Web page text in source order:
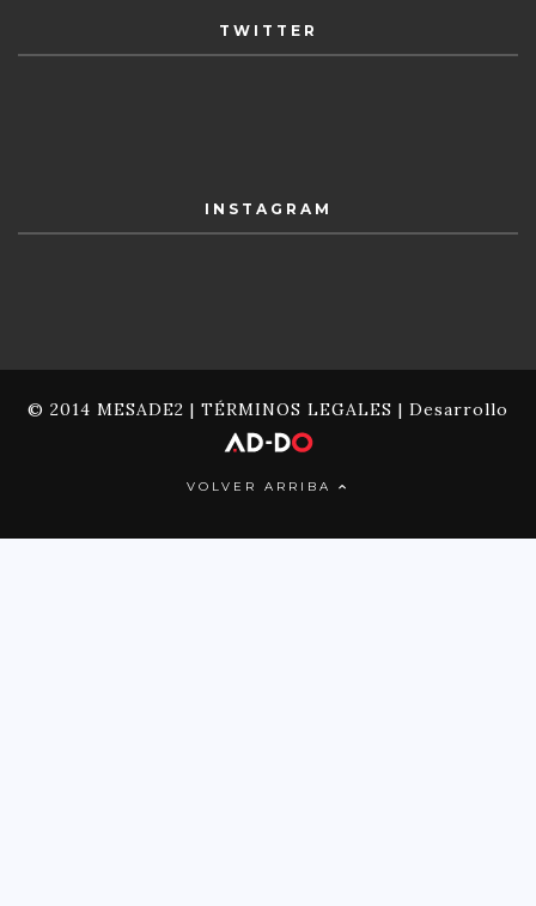
TWITTER
INSTAGRAM
© 2014 MESADE2 | TÉRMINOS LEGALES | Desarrollo
VOLVER ARRIBA